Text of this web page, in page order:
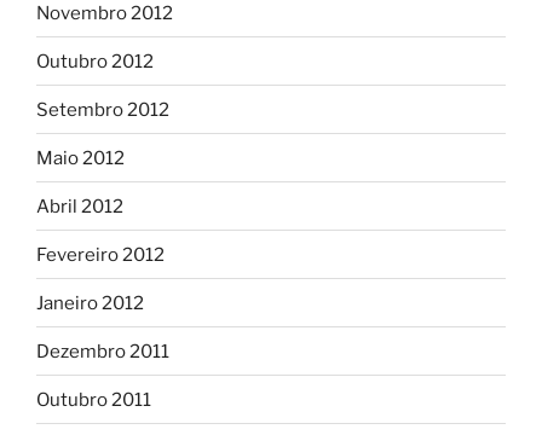
Novembro 2012
Outubro 2012
Setembro 2012
Maio 2012
Abril 2012
Fevereiro 2012
Janeiro 2012
Dezembro 2011
Outubro 2011